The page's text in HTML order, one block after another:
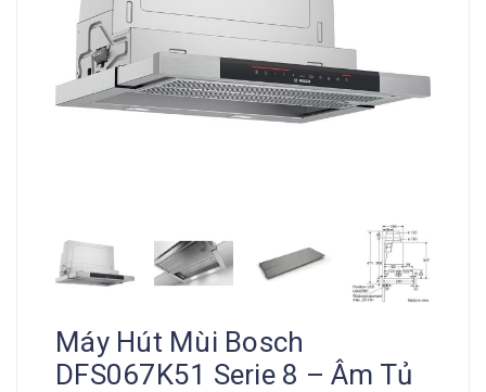
Máy Hút Mùi Bosch
DFS067K51 Serie 8 – Âm Tủ